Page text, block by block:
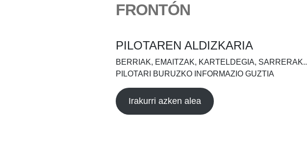
FRONTÓN
PILOTAREN ALDIZKARIA
BERRIAK, EMAITZAK, KARTELDEGIA, SARRERAK..
PILOTARI BURUZKO INFORMAZIO GUZTIA
Irakurri azken alea